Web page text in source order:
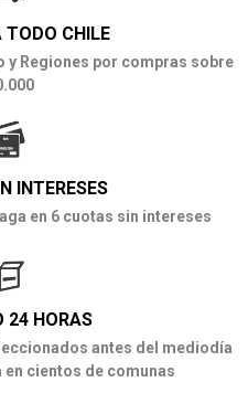
TODO CHILE
y Regiones por compras sobre
INTERESES
en 6 cuotas sin intereses
24 HORAS
antes del mediodía
cientos de comunas